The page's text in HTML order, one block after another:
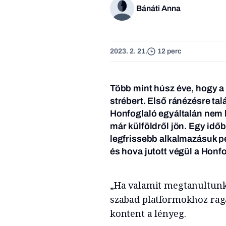
Bánáti Anna
2023. 2. 21. 12 perc
Több mint húsz éve, hogy
strébert. Első ránézésre
Honfoglaló egyáltalán nem
már külföldről jön. Egy
legfrissebb alkalmazásuk
és hova jutott végül a
„Ha valamit
szabad platformokhoz
kontent a lényeg.